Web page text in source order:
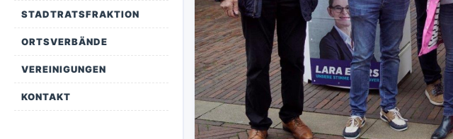
STADTRATSFRAKTION
ORTSVERBÄNDE
VEREINIGUNGEN
KONTAKT